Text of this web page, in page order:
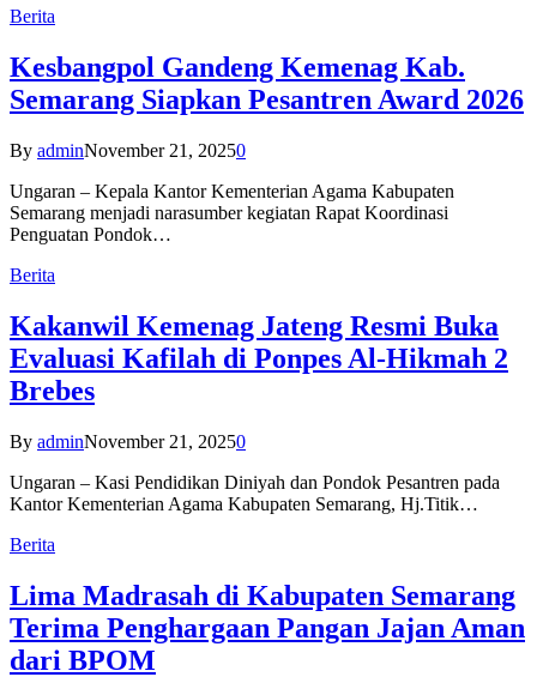
Berita
Kesbangpol Gandeng Kemenag Kab.
Semarang Siapkan Pesantren Award 2026
By adminNovember 21, 20250
Ungaran – Kepala Kantor Kementerian Agama Kabupaten
Semarang menjadi narasumber kegiatan Rapat Koordinasi
Penguatan Pondok…
Berita
Kakanwil Kemenag Jateng Resmi Buka
Evaluasi Kafilah di Ponpes Al-Hikmah 2
Brebes
By adminNovember 21, 20250
Ungaran – Kasi Pendidikan Diniyah dan Pondok Pesantren pada
Kantor Kementerian Agama Kabupaten Semarang, Hj.Titik…
Berita
Lima Madrasah di Kabupaten Semarang
Terima Penghargaan Pangan Jajan Aman
dari BPOM